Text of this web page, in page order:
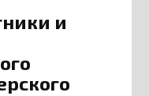
и